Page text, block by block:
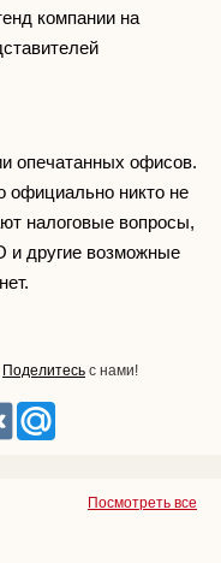
компании на
опечатанных офисов.
официально никто не
налоговые вопросы,
и другие возможные
Поделитесь с нами!
Посмотреть все